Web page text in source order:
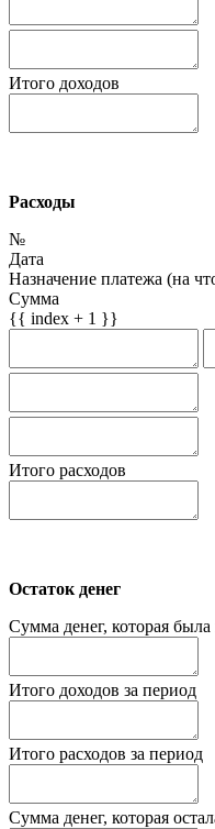
Итого доходов
Расходы
№
Дата
Назначение платежа (на
Сумма
{{ index + 1 }}
Итого расходов
Остаток денег
Сумма денег, которая была
Итого доходов за период
Итого расходов за период
Сумма денег, которая